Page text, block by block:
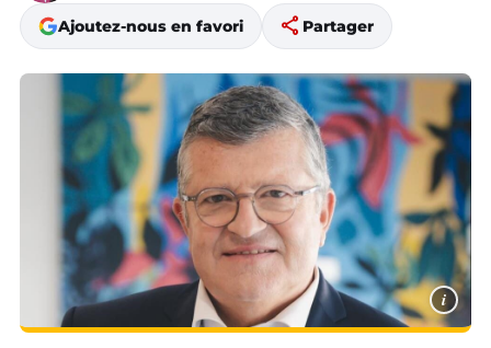
Ajoutez-nous en favori share Partager
i